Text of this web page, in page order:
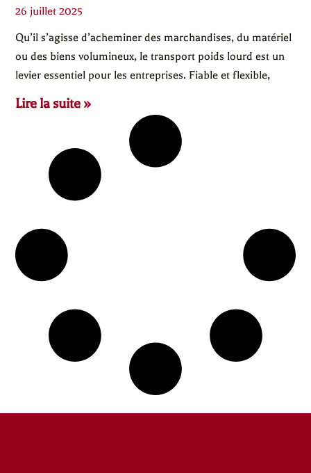
26 juillet 2025
Qu’il s’agisse d’acheminer des marchandises, du matériel
ou des biens volumineux, le transport poids lourd est un
levier essentiel pour les entreprises. Fiable et flexible,
Lire la suite »